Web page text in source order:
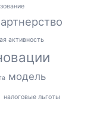
активность
модель
налоговые льготы